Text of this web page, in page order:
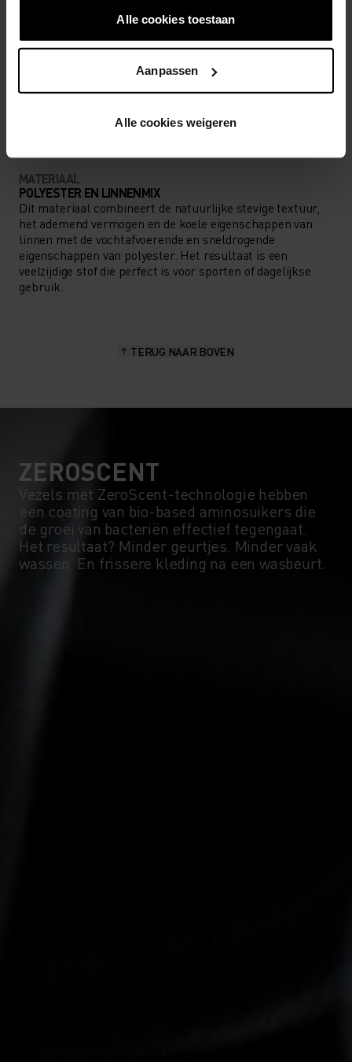
Alle cookies toestaan
Aanpassen
Alle cookies weigeren
MATIG
WAT DAN OOK HOGE INTENSITEIT
MATERIAAL
POLYESTER EN LINNENMIX
Dit materiaal combineert de natuurlijke stevige textuur,
het ademend vermogen en de koele eigenschappen van
linnen met de vochtafvoerende en sneldrogende
eigenschappen van polyester. Het resultaat is een
veelzijdige stof die perfect is voor sporten of dagelijkse
gebruik.
TERUG NAAR BOVEN
ZEROSCENT
Vezels met ZeroScent-technologie hebben
een coating van bio-based aminosuikers die
de groei van bacteriën effectief tegengaat.
Het resultaat? Minder geurtjes. Minder vaak
wassen. En frissere kleding na een wasbeurt.